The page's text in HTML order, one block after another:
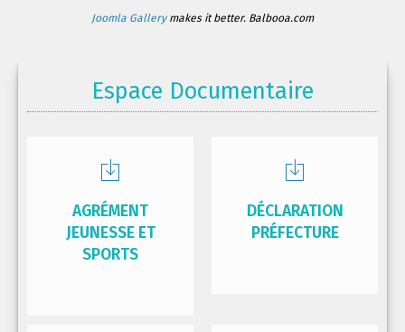
Joomla Gallerymakes it better. Balbooa.com
Espace Documentaire
AGRÉMENT
JEUNESSE ET
SPORTS
DÉCLARATION
PRÉFECTURE